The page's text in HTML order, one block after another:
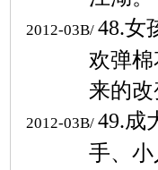
2012-03B/ 48.女
欢弹
来的改
2012-03B/ 49.成
手、